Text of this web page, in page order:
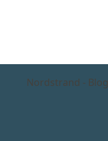
Nord­strand - Blog